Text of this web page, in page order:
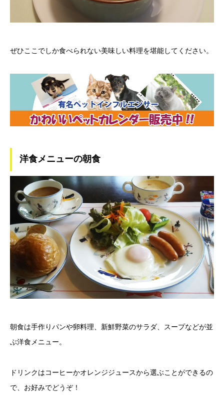
ぜひここでしか食べられない美味しい料理を堪能してください。
洋食メニューの朝食
朝食は手作りパンや卵料理、新鮮野菜のサラダ、スープなどが並
ぶ洋食メニュー。
ドリンクはコーヒーかオレンジジュースから選ぶことができるの
で、お好みでどうぞ！